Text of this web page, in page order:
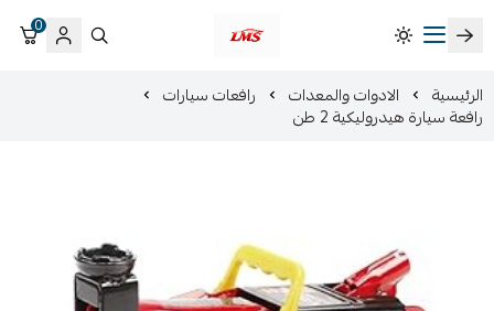
متجر لمسات الشرقية لزينة سيارات LMS
0
الرئيسية الادوات والمعدات رافعات سيارات
رافعة سيارة هيدروليكية 2 طن